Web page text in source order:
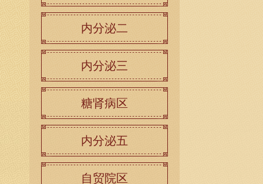
内分泌二
内分泌三
糖肾病区
内分泌五
自贸院区